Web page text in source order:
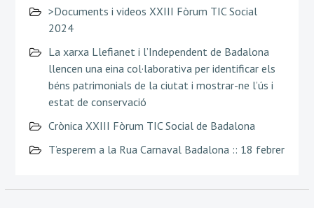
>Documents i videos XXIII Fòrum TIC Social
2024
La xarxa Llefianet i l’Independent de Badalona
llencen una eina col·laborativa per identificar els
béns patrimonials de la ciutat i mostrar-ne l’ús i
estat de conservació
Crònica XXIII Fòrum TIC Social de Badalona
T’esperem a la Rua Carnaval Badalona :: 18 febrer